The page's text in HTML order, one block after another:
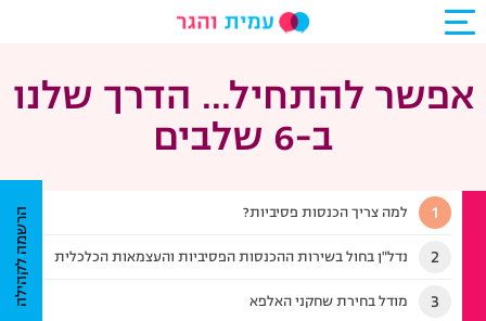
אפשר להתחיל... הדרך שלנו
ב-6 שלבים
1 למה צריך הכנסות פסיביות?
2 נדל"ן בחול בשירות ההכנסות הפסיביות והעצמאות הכלכלית
3 מודל בחירת שחקני האלפא הרשמה לקהילה